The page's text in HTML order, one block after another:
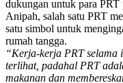
dukungan untuk para PRT
Anipah, salah satu PRT
satu simbol untuk
rumah tangga.
“Kerja-kerja PRT selama
terlihat, padahal PRT
makanan dan